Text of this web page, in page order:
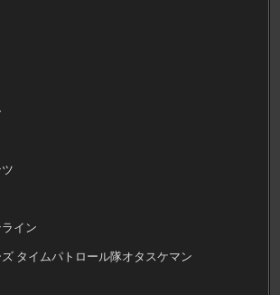
イン
タイムパトロール隊オタスケマン